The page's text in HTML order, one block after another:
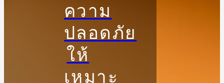
ความ
ปลอดภัย
ให้
เหมาะ